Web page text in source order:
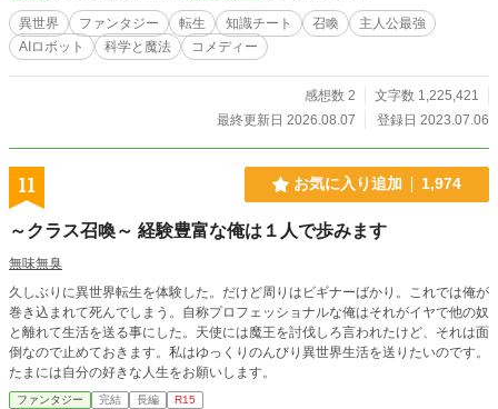
異世界 ファンタジー 転生 知識チート 召喚
主人公最強
AIロボット
科学と魔法 コメディー
感想数 2
文字数 1,225,421
最終更新日 2026.08.07
登録日 2023.07.06
11 お気に入り追加 1,974
～クラス召喚～ 経験豊富な俺は１人で歩みます
無味無臭
久しぶりに異世界転生を体験した。だけど周りはビギナーばかり。これでは俺が
巻き込まれて死んでしまう。自称プロフェッショナルな俺はそれがイヤで他の奴
と離れて生活を送る事にした。天使には魔王を討伐しろ言われたけど、それは面
倒なので止めておきます。私はゆっくりのんびり異世界生活を送りたいのです。
たまには自分の好きな人生をお願いします。
ファンタジー 完結 長編 R15